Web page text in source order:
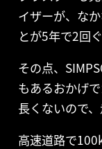
イザーが、な
とが5年で2回
その点、
もあるおかげ
長くないので
高速道路で